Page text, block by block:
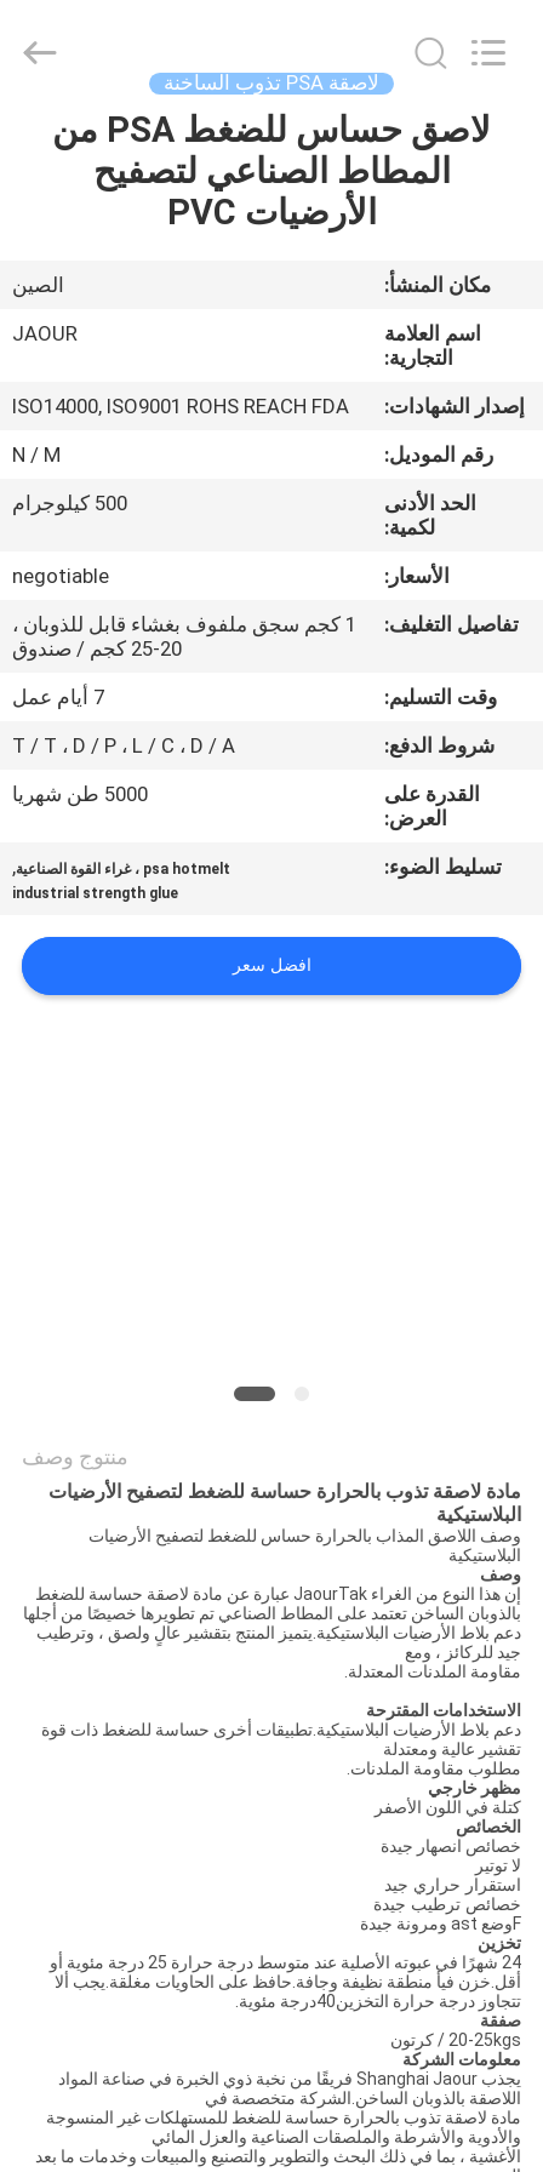
معلومات
جولة
المصنع
مراقبة
الجودة
اتصل
أخبار
القضايا
عرض
أسعار
Adhesive
Products
لاصقة PSA تذوب الساخنة
لاصق حساس للضغط PSA من
المطاط الصناعي لتصفيح
الأرضيات PVC
مكان المنشأ:
الصين
اسم العلامة
التجارية:
JAOUR
إصدار الشهادات:
ISO14000, ISO9001 ROHS REACH FDA
رقم الموديل:
N / M
الحد الأدنى
لكمية:
500 كيلوجرام
الأسعار:
negotiable
تفاصيل التغليف:
1 كجم سجق ملفوف بغشاء قابل للذوبان ،
20-25 كجم / صندوق
وقت التسليم:
7 أيام عمل
شروط الدفع:
T / T ، D / P ، L / C ، D / A
القدرة على
العرض:
5000 طن شهريا
تسليط الضوء: psa hotmelt ، غراء القوة الصناعية ,
industrial strength glue
افضل سعر
منتوج وصف
مادة لاصقة تذوب بالحرارة حساسة للضغط لتصفيح الأرضيات
البلاستيكية
وصف اللاصق المذاب بالحرارة حساس للضغط لتصفيح الأرضيات
البلاستيكية
وصف
إن هذا النوع من الغراء JaourTak عبارة عن مادة لاصقة حساسة للضغط
بالذوبان الساخن تعتمد على المطاط الصناعي تم تطويرها خصيصًا من أجلها
دعم بلاط الأرضيات البلاستيكية.يتميز المنتج بتقشير عالٍ ولصق ، وترطيب
جيد للركائز ، ومع
مقاومة الملدنات المعتدلة.
الاستخدامات المقترحة
دعم بلاط الأرضيات البلاستيكية.تطبيقات أخرى حساسة للضغط ذات قوة
تقشير عالية ومعتدلة
مطلوب مقاومة الملدنات.
مظهر خارجي
كتلة في اللون الأصفر
الخصائص
خصائص انصهار جيدة
لا توتير
استقرار حراري جيد
خصائص ترطيب جيدة
Fوضع ast ومرونة جيدة
تخزين
24 شهرًا في عبوته الأصلية عند متوسط ​​درجة حرارة 25 درجة مئوية أو
أقل.خزن فيأ منطقة نظيفة وجافة.حافظ على الحاويات مغلقة.يجب ألا
تتجاوز درجة حرارة التخزين40درجة مئوية.
صفقة
20-25kgs / كرتون
معلومات الشركة
يجذب Shanghai Jaour فريقًا من نخبة ذوي الخبرة في صناعة المواد
اللاصقة بالذوبان الساخن.الشركة متخصصة في
مادة لاصقة تذوب بالحرارة حساسة للضغط للمستهلكات غير المنسوجة
والأدوية والأشرطة والملصقات الصناعية والعزل المائي
الأغشية ، بما في ذلك البحث والتطوير والتصنيع والمبيعات وخدمات ما بعد